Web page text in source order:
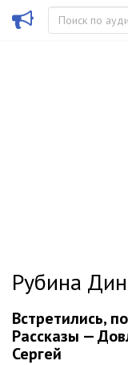
Рубина
Встретились,
Рассказы —
Сергей